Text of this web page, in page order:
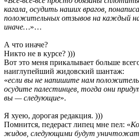
кагала, осудить наших врагов,
положительных отзывов на каждый
иначе…»…
А что иначе?
Никто не в курсе? )))
Вот это меня прикалывает больше
наиглупейший жидовский шантаж:
«если вы не напишите нам
осудите палестинцев, тогда они
вы — следующие».
Я хуею, дорогая редакция. )))
Помнится, педераст липец мне пел: «
жидов, следующими будут